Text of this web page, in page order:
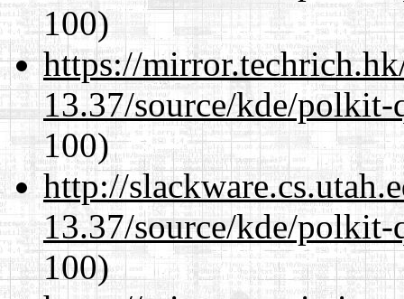
100)
https://
13.37/source/kde/
100)
http://
13.37/source/kde/
100)